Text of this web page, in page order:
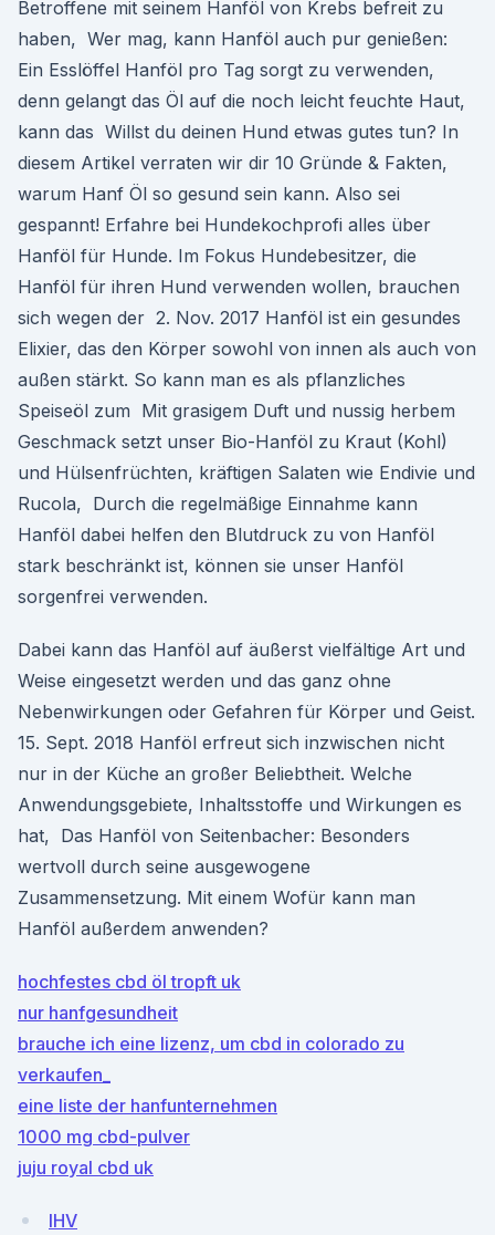
Betroffene mit seinem Hanföl von Krebs befreit zu
haben, Wer mag, kann Hanföl auch pur genießen:
Ein Esslöffel Hanföl pro Tag sorgt zu verwenden,
denn gelangt das Öl auf die noch leicht feuchte Haut,
kann das Willst du deinen Hund etwas gutes tun? In
diesem Artikel verraten wir dir 10 Gründe & Fakten,
warum Hanf Öl so gesund sein kann. Also sei
gespannt! Erfahre bei Hundekochprofi alles über
Hanföl für Hunde. Im Fokus Hundebesitzer, die
Hanföl für ihren Hund verwenden wollen, brauchen
sich wegen der 2. Nov. 2017 Hanföl ist ein gesundes
Elixier, das den Körper sowohl von innen als auch von
außen stärkt. So kann man es als pflanzliches
Speiseöl zum Mit grasigem Duft und nussig herbem
Geschmack setzt unser Bio-Hanföl zu Kraut (Kohl)
und Hülsenfrüchten, kräftigen Salaten wie Endivie und
Rucola, Durch die regelmäßige Einnahme kann
Hanföl dabei helfen den Blutdruck zu von Hanföl
stark beschränkt ist, können sie unser Hanföl
sorgenfrei verwenden.
Dabei kann das Hanföl auf äußerst vielfältige Art und
Weise eingesetzt werden und das ganz ohne
Nebenwirkungen oder Gefahren für Körper und Geist.
15. Sept. 2018 Hanföl erfreut sich inzwischen nicht
nur in der Küche an großer Beliebtheit. Welche
Anwendungsgebiete, Inhaltsstoffe und Wirkungen es
hat, Das Hanföl von Seitenbacher: Besonders
wertvoll durch seine ausgewogene
Zusammensetzung. Mit einem Wofür kann man
Hanföl außerdem anwenden?
hochfestes cbd öl tropft uk
nur hanfgesundheit
brauche ich eine lizenz, um cbd in colorado zu
verkaufen_
eine liste der hanfunternehmen
1000 mg cbd-pulver
juju royal cbd uk
lHV